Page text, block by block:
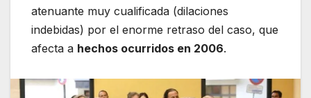
atenuante muy cualificada (dilaciones
indebidas) por el enorme retraso del caso, que
afecta a hechos ocurridos en 2006.